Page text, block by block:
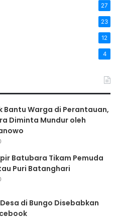
27
23
12
4
Bantu Warga di Perantauan,
Diminta Mundur oleh
Batubara Tikam Pemuda
Puri Batanghari
di Bungo Disebabkan